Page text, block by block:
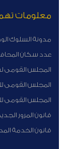
معلومات
مدونة السلوك
عدد سكان
المجلس القومى
المجلس القومى
المجلس القومى
قانون المرور
قانون الخدمة